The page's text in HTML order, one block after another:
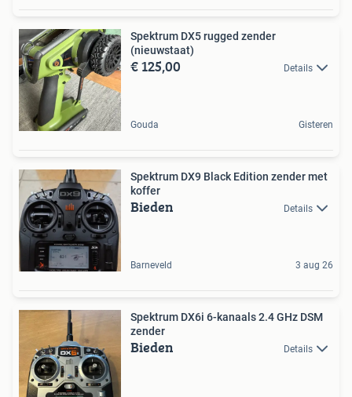
Spektrum DX5 rugged zender
(nieuwstaat)
€ 125,00 Details
Gouda Gisteren
Spektrum DX9 Black Edition zender met
koffer
Bieden Details
Barneveld 3 aug 26
Spektrum DX6i 6-kanaals 2.4 GHz DSM
zender
Bieden Details